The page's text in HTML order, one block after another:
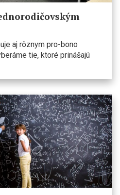
aj rôznym pro-bono
tie, ktoré prinášajú